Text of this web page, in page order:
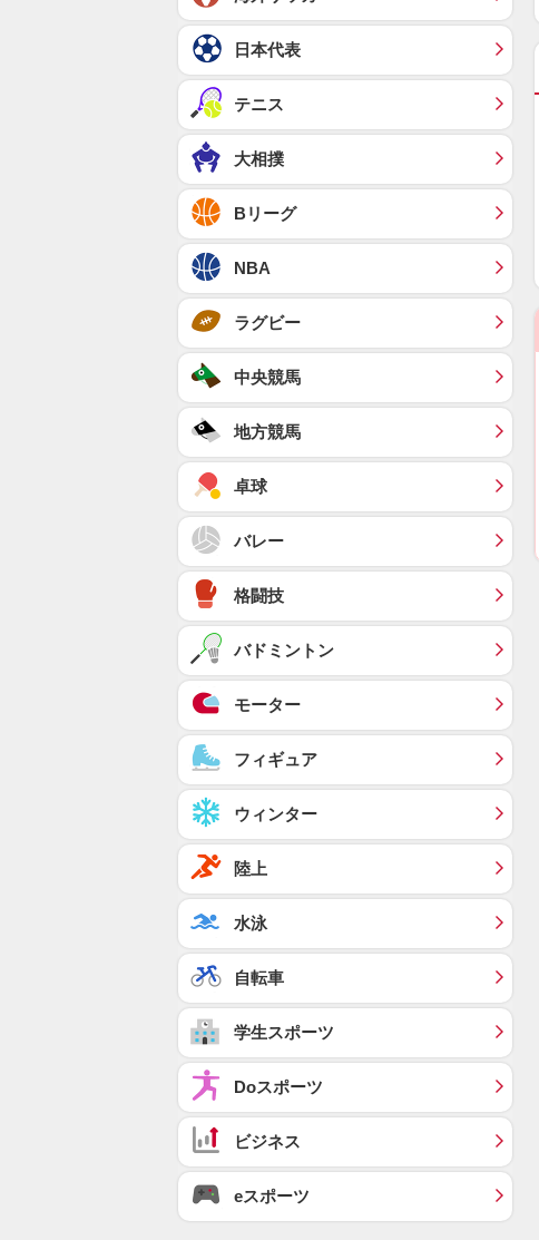
日本代表
テニス
大相撲
Bリーグ
NBA
ラグビー
中央競馬
地方競馬
卓球
バレー
格闘技
バドミントン
モーター
フィギュア
ウィンター
陸上
水泳
自転車
学生スポーツ
Doスポーツ
ビジネス
eスポーツ